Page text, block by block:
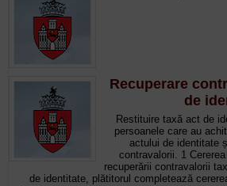
Recuperare
de
Restituire taxă act de
persoanele care au
actului de identitate
contravalorii. 1
recuperării contravalorii
de identitate, plătitorul completează